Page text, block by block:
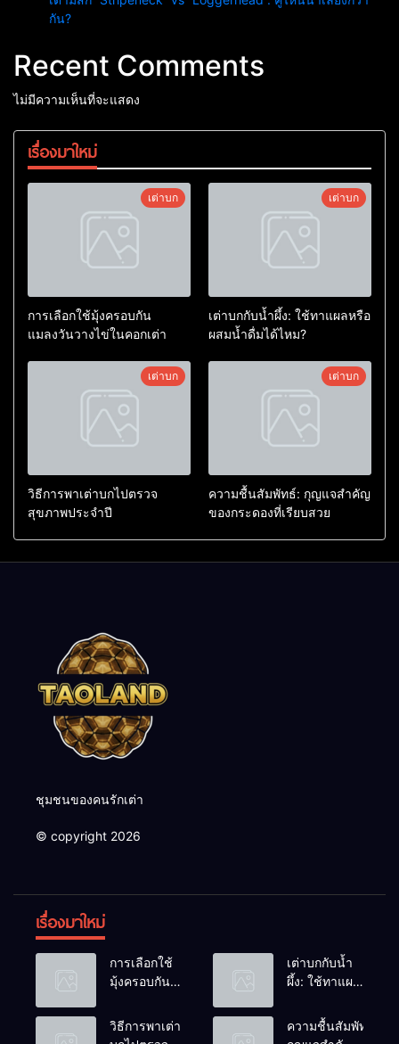
กัน?
Recent Comments
ไม่มีความเห็นที่จะแสดง
เรื่องมาใหม่
เต่าบก
การเลือกใช้มุ้งครอบกัน
แมลงวันวางไข่ในคอกเต่า
เต่าบก
เต่าบกกับน้ำผึ้ง: ใช้ทาแผลหรือ
ผสมน้ำดื่มได้ไหม?
เต่าบก
วิธีการพาเต่าบกไปตรวจ
สุขภาพประจำปี
เต่าบก
ความชื้นสัมพัทธ์: กุญแจสำคัญ
ของกระดองที่เรียบสวย
ชุมชนของคนรักเต่า
© copyright 2026
เรื่องมาใหม่
การเลือกใช้
มุ้งครอบกัน
วางไข่ในคอก
เต่า
เต่าบกกับน้ำ
ผึ้ง: ใช้ทาแผล
ดื่มได้ไหม?
วิธีการพาเต่า
ความชื้นสัมพัทธ์: